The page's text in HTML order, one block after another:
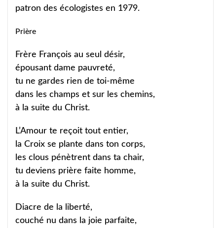
patron des écologistes en 1979.
Prière
Frère François au seul désir,
épousant dame pauvreté,
tu ne gardes rien de toi-même
dans les champs et sur les chemins,
à la suite du Christ.
L’Amour te reçoit tout entier,
la Croix se plante dans ton corps,
les clous pénètrent dans ta chair,
tu deviens prière faite homme,
à la suite du Christ.
Diacre de la liberté,
couché nu dans la joie parfaite,